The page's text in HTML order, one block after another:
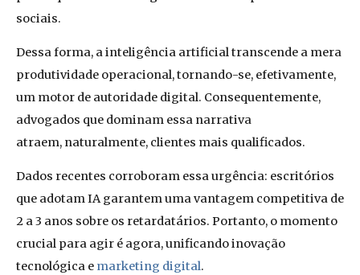
sociais.
Dessa forma, a inteligência artificial transcende a mera
produtividade operacional, tornando-se, efetivamente,
um motor de autoridade digital. Consequentemente,
advogados que dominam essa narrativa
atraem, naturalmente, clientes mais qualificados.
Dados recentes corroboram essa urgência: escritórios
que adotam IA garantem uma vantagem competitiva de
2 a 3 anos sobre os retardatários. Portanto, o momento
crucial para agir é agora, unificando inovação
tecnológica e marketing digital.